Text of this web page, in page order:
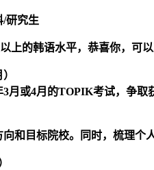
/研究生
上的韩语水平，恭喜你，可
月或4月的TOPIK考试，争取
和目标院校。同时，梳理个